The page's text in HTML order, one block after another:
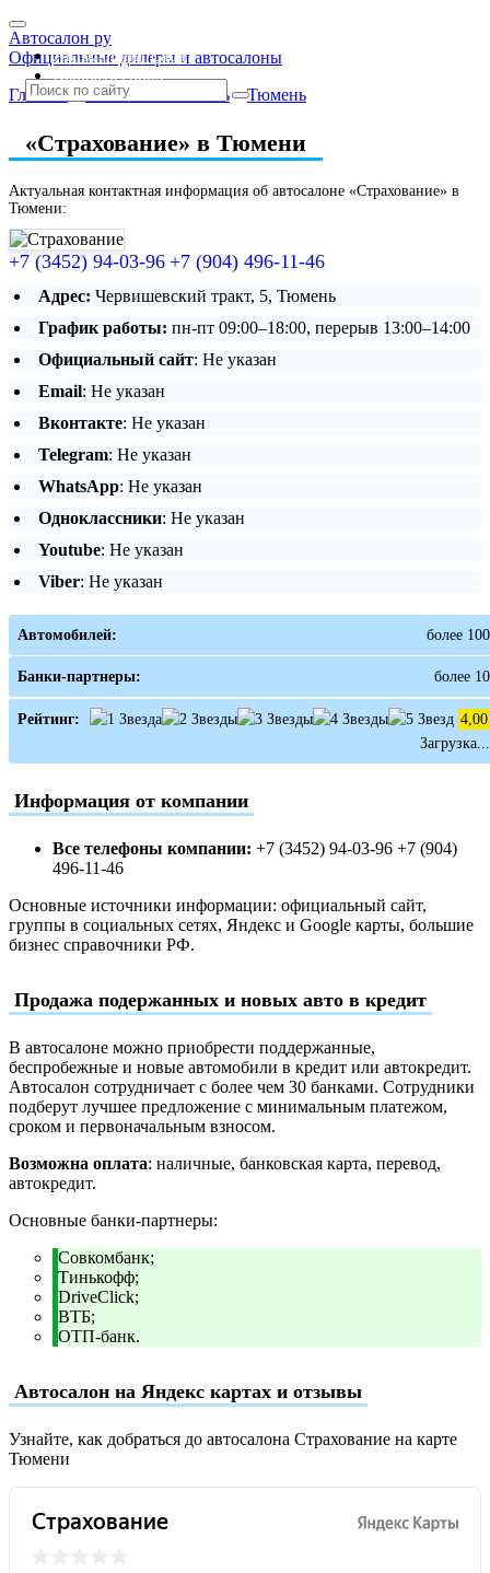
Автосалон ру
Официальные дилеры и автосалоны
Автосалоны Lada
Выбрать город
Главная » Тюменская область » Тюмень
«Страхование» в Тюмени
Актуальная контактная информация об автосалоне «Страхование» в
Тюмени:
+7 (3452) 94-03-96 +7 (904) 496-11-46
Адрес: Червишевский тракт, 5, Тюмень
График работы: пн-пт 09:00–18:00, перерыв 13:00–14:00
Официальный сайт: Не указан
Email: Не указан
Вконтакте: Не указан
Telegram: Не указан
WhatsApp: Не указан
Одноклассники: Не указан
Youtube: Не указан
Viber: Не указан
Автомобилей: более 100
Банки-партнеры: более 10
Рейтинг:
4,00
Загрузка...
Информация от компании
Все телефоны компании: +7 (3452) 94-03-96 +7 (904)
496-11-46
Основные источники информации: официальный сайт,
группы в социальных сетях, Яндекс и Google карты, большие
бизнес справочники РФ.
Продажа подержанных и новых авто в кредит
В автосалоне можно приобрести поддержанные,
беспробежные и новые автомобили в кредит или автокредит.
Автосалон сотрудничает с более чем 30 банками. Сотрудники
подберут лучшее предложение с минимальным платежом,
сроком и первоначальным взносом.
Возможна оплата: наличные, банковская карта, перевод,
автокредит.
Основные банки-партнеры:
Совкомбанк;
Тинькофф;
DriveClick;
ВТБ;
ОТП-банк.
Автосалон на Яндекс картах и отзывы
Узнайте, как добраться до автосалона Страхование на карте
Тюмени